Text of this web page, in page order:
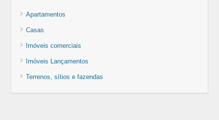
Apartamentos
Casas
Imóveis comerciais
Imóveis Lançamentos
Terrenos, sítios e fazendas